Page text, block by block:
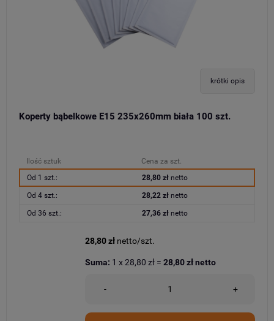
krótki opis
Koperty bąbelkowe E15 235x260mm biała 100 szt.
Ilość sztuk
Cena za szt.
Od 1 szt.:
28,80 złnetto
Od 4 szt.: 28,22 złnetto
Od 36 szt.: 27,36 złnetto
28,80 zł netto/szt.
- +
Suma: 1 x28,80 zł = 28,80 złnetto